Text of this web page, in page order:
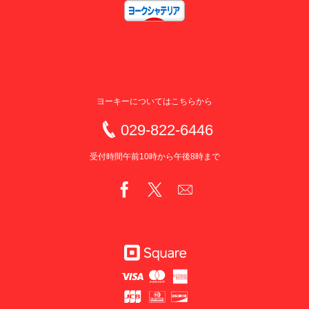
ヨーキーについてはこちらから
029-822-6446
受付時間午前10時から午後8時まで